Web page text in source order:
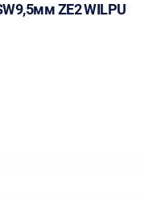
ZE2 WILPU